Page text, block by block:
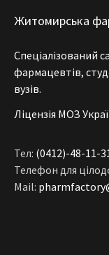
Житомирська
Спеціалізований
фармацевтів,
вузів.
Ліцензія МОЗ
Тел: (0412)-48-11-
Телефон для
Mail: